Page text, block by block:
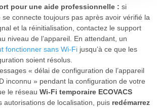
pour une aide professionnelle : si
se connecte toujours pas après avoir vérifié la
et la réinitialisation, contactez le support
niveau de l’appareil. En attendant, un
fonctionner sans Wi-Fi jusqu’à ce que les
soient résolus.
« délai de configuration de l’appareil
inconnu » pendant la configuration de votre
le réseau Wi-Fi temporaire ECOVACS
autorisations de localisation, puis redémarrez